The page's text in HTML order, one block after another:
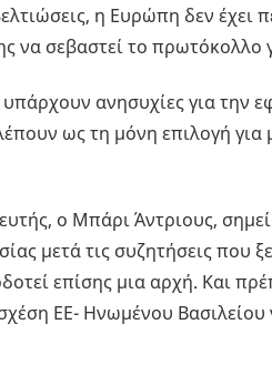
η Ευρώπη δεν έχει
να σεβαστεί το πρωτόκολλο
ανησυχίες για την
ως τη μόνη επιλογή για
ο Μπάρι Άντριους,
μετά τις συζητήσεις που
επίσης μια αρχή. Και
ΕΕ- Ηνωμένου Βασιλείου